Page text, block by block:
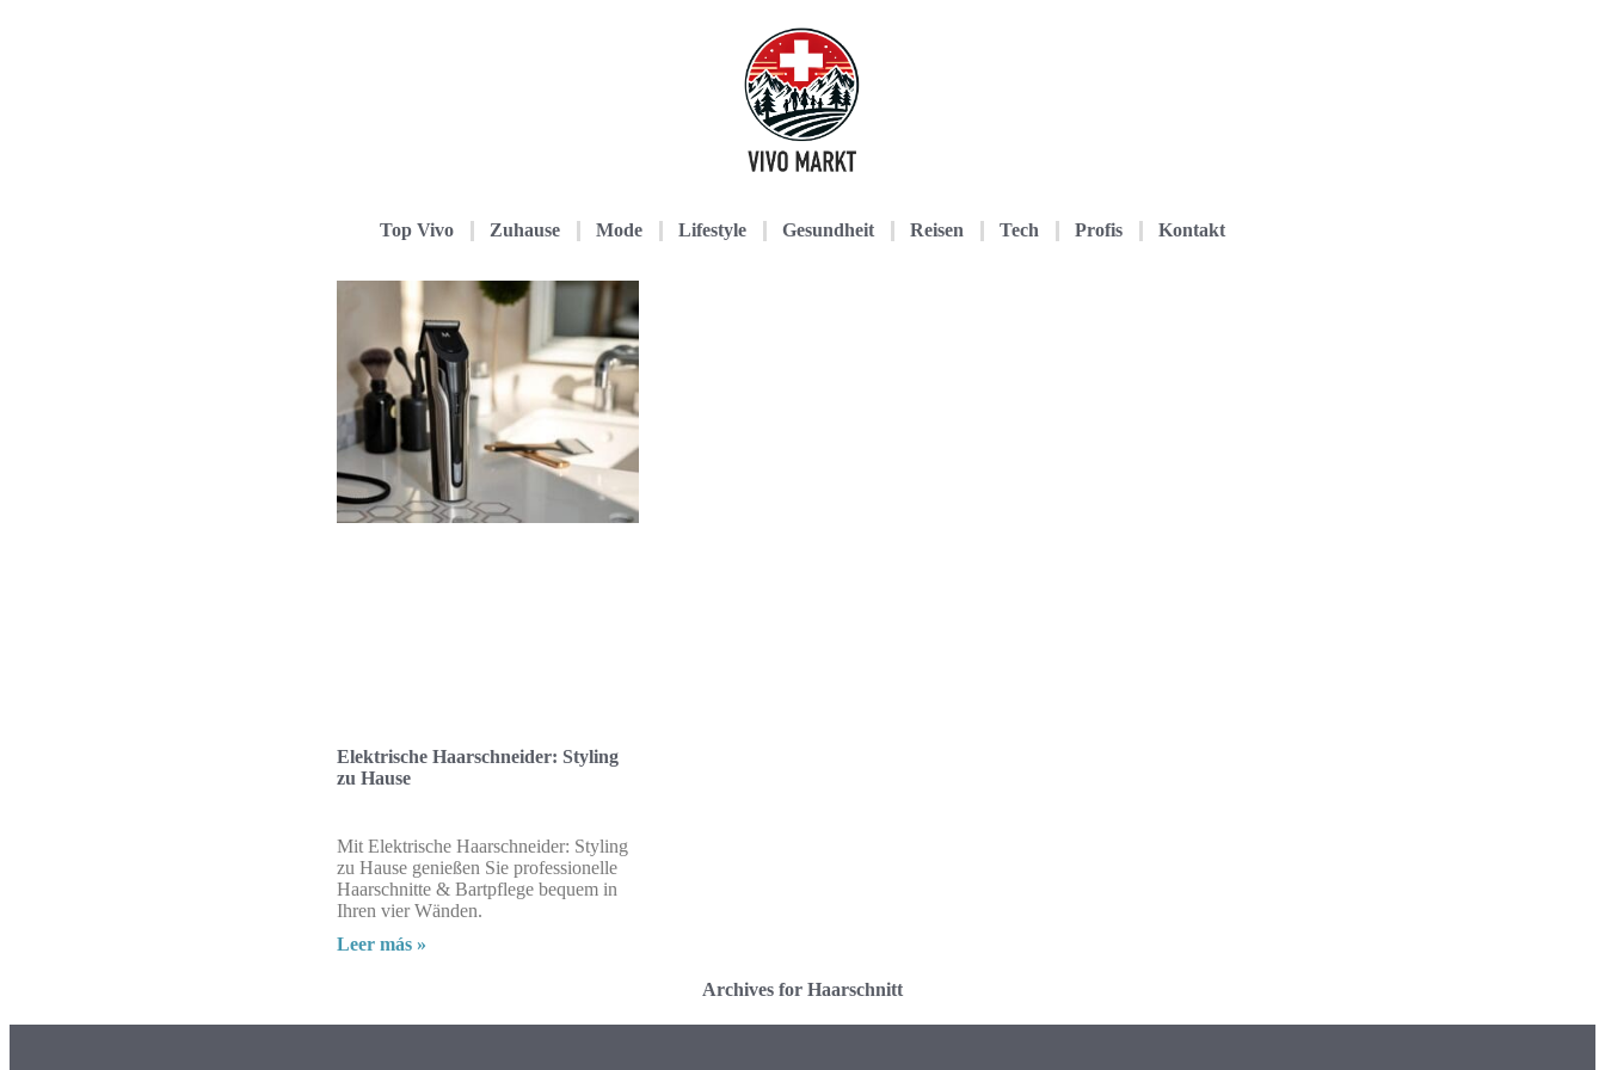
Top Vivo Zuhause Mode Lifestyle Gesundheit Reisen Tech Profis Kontakt
Elektrische Haarschneider: Styling
zu Hause
Mit Elektrische Haarschneider: Styling
zu Hause genießen Sie professionelle
Haarschnitte & Bartpflege bequem in
Ihren vier Wänden.
Leer más »
Archives for Haarschnitt